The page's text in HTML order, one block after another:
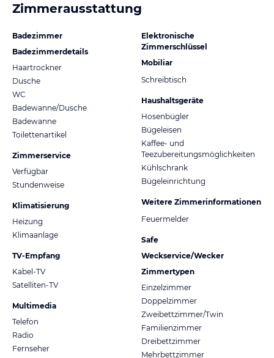
Zimmerausstattung
Badezimmer
Badezimmerdetails
Haartrockner
Dusche
WC
Badewanne/Dusche
Badewanne
Toilettenartikel
Zimmerservice
Verfügbar
Stundenweise
Klimatisierung
Heizung
Klimaanlage
TV-Empfang
Kabel-TV
Satelliten-TV
Multimedia
Telefon
Radio
Fernseher
Elektronische
Zimmerschlüssel
Mobiliar
Schreibtisch
Haushaltsgeräte
Hosenbügler
Bügeleisen
Kaffee- und
Teezubereitungsmöglichkeiten
Kühlschrank
Bügeleinrichtung
Weitere Zimmerinformationen
Feuermelder
Safe
Weckservice/Wecker
Zimmertypen
Einzelzimmer
Doppelzimmer
Zweibettzimmer/Twin
Familienzimmer
Dreibettzimmer
Mehrbettzimmer